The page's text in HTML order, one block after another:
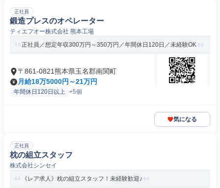
正社員
鍛造プレスのオペレーター
ティエフオー株式会社 熊本工場
正社員／想定年収300万円～350万円／年間休日120日／未経験OK
〒861-0821熊本県玉名郡南関町
月給18万5000円～21万円
年間休日120日以上 +5個
気になる
正社員
枕の組立スタッフ
株式会社シンセイ
《レア求人》枕の組立スタッフ！未経験歓迎♪